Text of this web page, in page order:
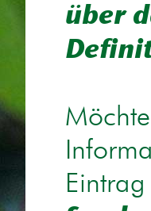
über